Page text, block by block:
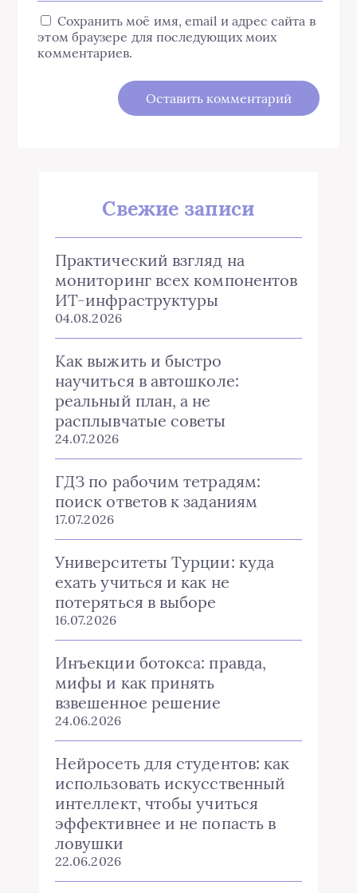
Сохранить моё имя, email и адрес сайта в
этом браузере для последующих моих
комментариев.
Свежие записи
Практический взгляд на
мониторинг всех компонентов
ИТ-инфраструктуры
04.08.2026
Как выжить и быстро
научиться в автошколе:
реальный план, а не
расплывчатые советы
24.07.2026
ГДЗ по рабочим тетрадям:
поиск ответов к заданиям
17.07.2026
Университеты Турции: куда
ехать учиться и как не
потеряться в выборе
16.07.2026
Инъекции ботокса: правда,
мифы и как принять
взвешенное решение
24.06.2026
Нейросеть для студентов: как
использовать искусственный
интеллект, чтобы учиться
эффективнее и не попасть в
ловушки
22.06.2026